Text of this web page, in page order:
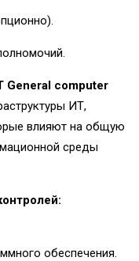
General computer
ИТ,
влияют на общую
среды
обеспечения.